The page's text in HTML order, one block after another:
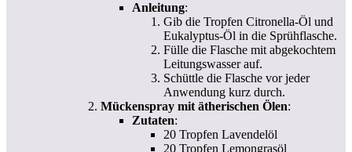
Anleitung:
Gib die Tropfen Citronella-Öl und
Eukalyptus-Öl in die Sprühflasche.
Fülle die Flasche mit abgekochtem
Leitungswasser auf.
Schüttle die Flasche vor jeder
Anwendung kurz durch.
Mückenspray mit ätherischen Ölen:
Zutaten:
20 Tropfen Lavendelöl
20 Tropfen Lemongrasöl